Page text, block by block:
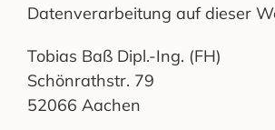
Datenverarbeitung auf dieser
Tobias Baß Dipl.-Ing. (FH)
Schönrathstr. 79
52066 Aachen